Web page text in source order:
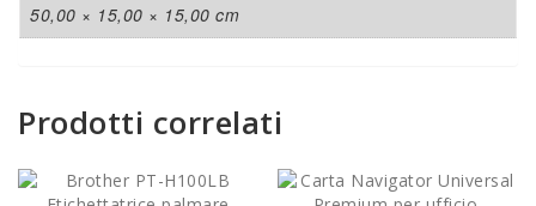
50,00 × 15,00 × 15,00 cm
Prodotti correlati